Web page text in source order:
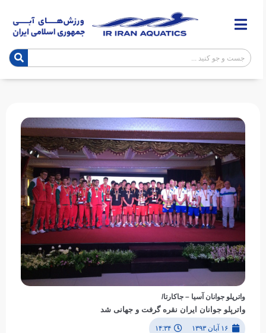
واترپلو جوانان آسیا – جاکارتا/
واترپلو جوانان ایران نقره گرفت و جهانی شد
۱۶ آبان ۱۳۹۳ ۱۴:۳۴